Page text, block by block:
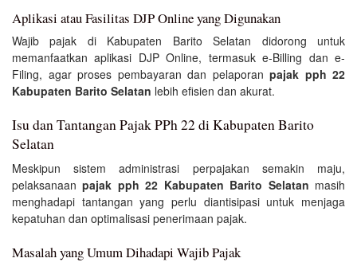
Aplikasi atau Fasilitas DJP Online yang Digunakan
Wajib pajak di Kabupaten Barito Selatan didorong untuk
memanfaatkan aplikasi DJP Online, termasuk e-Billing dan e-
Filing, agar proses pembayaran dan pelaporan pajak pph 22
Kabupaten Barito Selatan lebih efisien dan akurat.
Isu dan Tantangan Pajak PPh 22 di Kabupaten Barito
Selatan
Meskipun sistem administrasi perpajakan semakin maju,
pelaksanaanpajak pph 22 Kabupaten Barito Selatan masih
menghadapi tantangan yang perlu diantisipasi untuk menjaga
kepatuhan dan optimalisasi penerimaan pajak.
Masalah yang Umum Dihadapi Wajib Pajak